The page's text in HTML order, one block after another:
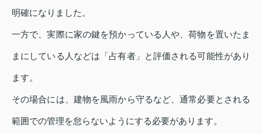
明確になりました。
一方で、実際に家の鍵を預かっている人や、荷物を置いたま
まにしている人などは「占有者」と評価される可能性があり
ます。
その場合には、建物を風雨から守るなど、通常必要とされる
範囲での管理を怠らないようにする必要があります。